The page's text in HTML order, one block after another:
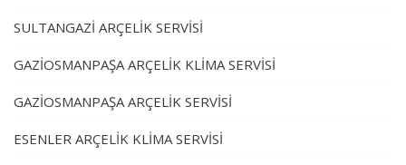
SULTANGAZİ ARÇELİK SERVİSİ
GAZİOSMANPAŞA ARÇELİK KLİMA SERVİSİ
GAZİOSMANPAŞA ARÇELİK SERVİSİ
ESENLER ARÇELİK KLİMA SERVİSİ